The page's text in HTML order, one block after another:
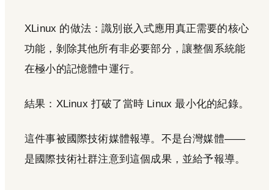
XLinux 的做法：識別嵌入式應用真正需要的核心
功能，剝除其他所有非必要部分，讓整個系統能
在極小的記憶體中運行。
結果：XLinux 打破了當時 Linux 最小化的紀錄。
這件事被國際技術媒體報導。不是台灣媒體——
是國際技術社群注意到這個成果，並給予報導。